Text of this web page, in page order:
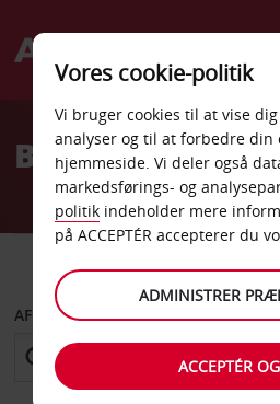
Welcome
AvisBilleje
AFHENT FRA
Vores cookie-politik
Vi bruger cookies til at vise
analyser og til at forbedre din
hjemmeside. Vi deler også
markedsførings- og
politik indeholder mere
på ACCEPTÉR accepterer du
ADMINISTRER
ACCEPTÉR